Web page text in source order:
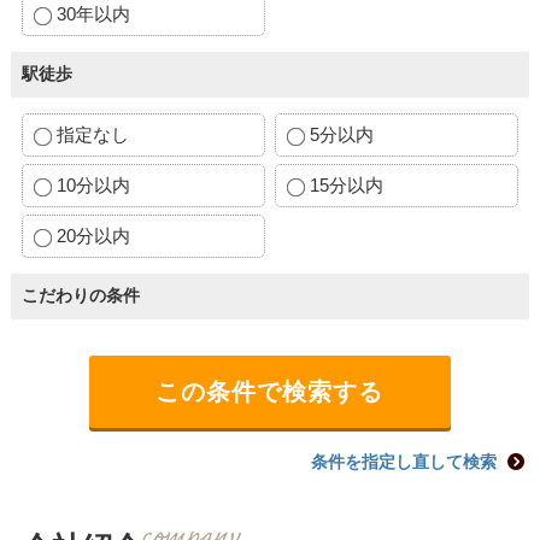
30年以内
駅徒歩
指定なし 5分以内
10分以内 15分以内
20分以内
こだわりの条件
条件を指定し直して検索